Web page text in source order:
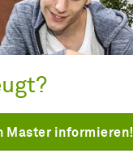
Master informieren!